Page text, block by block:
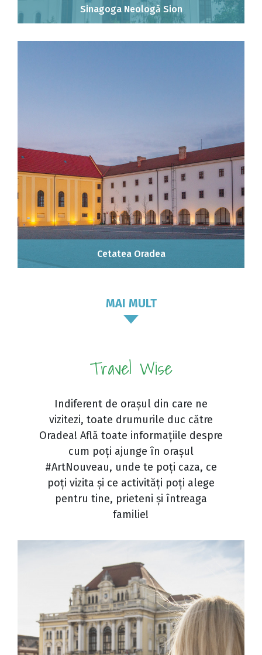
Sinagoga Neologă Sion
Cetatea Oradea
MAI MULT
Travel Wise
Indiferent de orașul din care ne
vizitezi, toate drumurile duc către
Oradea! Află toate informațiile despre
cum poți ajunge în orașul
#ArtNouveau, unde te poți caza, ce
poți vizita și ce activități poți alege
pentru tine, prieteni și întreaga
familie!